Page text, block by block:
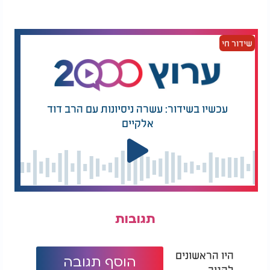
המלצות נוספות
האם יש בנו פרעה קטן?
כך מוכיחים באהבה:
אריה לוין על שמירת
שבת
נראה לנו אפוא, שלא נטעה אם נאמר: שאר כל החטאות
מתארות דרך חיים, שהיתה ראויה להתקיים בעבר,
ההפוכה: היא דרך החיים, שלא היתה ראויה להתקיים
בעבר, ולא ניתן לה מקום בעתיד. כל אחד מאתנו הוא
להתנגד בעוז לכל דרישה שהוטלה על רצונו. וערכם
המוסרי של חיינו תלוי באופן הפעלת כוח זה. בידינו
שידור חי
עכשיו בשידור: עשרה ניסיונות עם הרב דוד
אלקיים
תגובות
היו הראשונים
הוסף תגובה